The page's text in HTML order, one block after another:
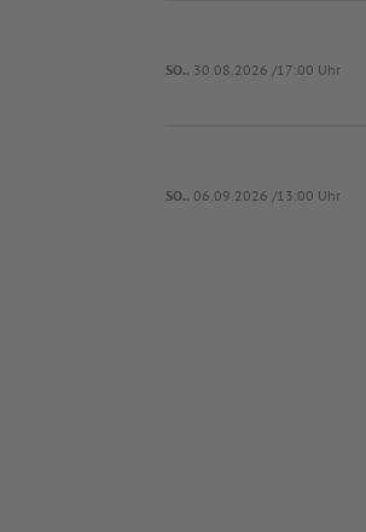
SO.. 30.08.2026 /17:00 Uhr
SO.. 06.09.2026 /13:00 Uhr